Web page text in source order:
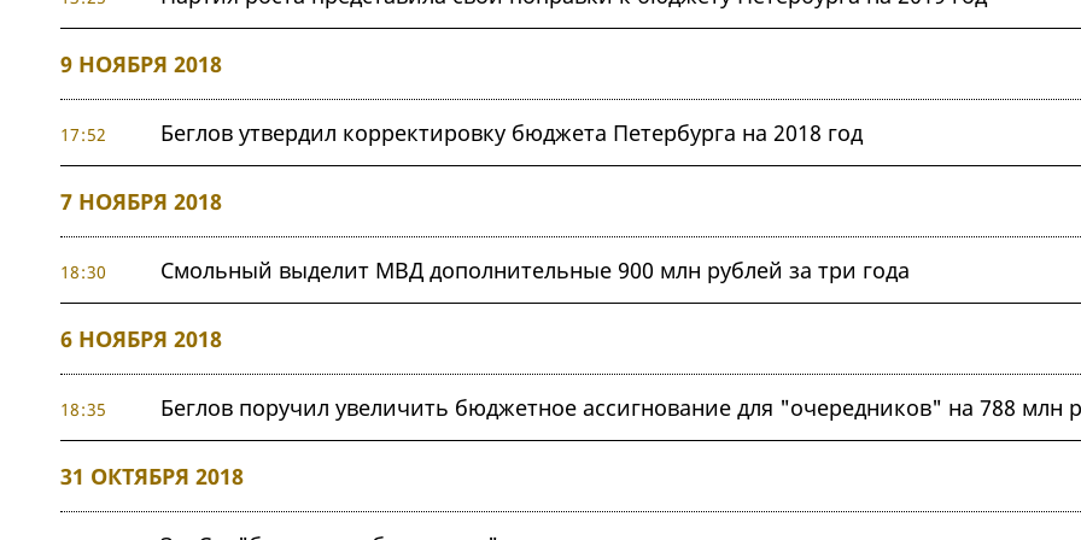
9 НОЯБРЯ 2018
17:52 Беглов утвердил корректировку бюджета Петербурга на 2018 год
7 НОЯБРЯ 2018
18:30 Смольный выделит МВД дополнительные 900 млн рублей за три года
6 НОЯБРЯ 2018
18:35 Беглов поручил увеличить бюджетное ассигнование для "очередников" на 788 млн
31 ОКТЯБРЯ 2018